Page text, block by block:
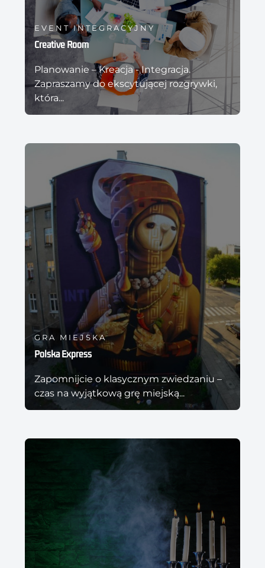
EVENT INTEGRACYJNY
Creative Room
Planowanie – Kreacja - Integracja.
Zapraszamy do ekscytującej rozgrywki,
która...
GRA MIEJSKA
Polska Express
Zapomnijcie o klasycznym zwiedzaniu –
czas na wyjątkową grę miejską...